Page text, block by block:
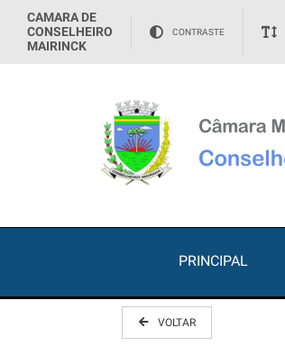
CAMARA DE
CONSELHEIRO
MAIRINCK
CONTRASTE
PRINCIPAL
VOLTAR